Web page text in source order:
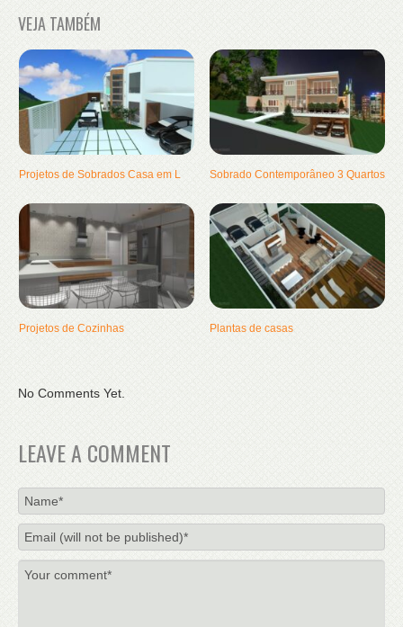
VEJA TAMBÉM
Projetos de Sobrados Casa em L Sobrado Contemporâneo 3 Quartos
Projetos de Cozinhas Plantas de casas
No Comments Yet.
LEAVE A COMMENT